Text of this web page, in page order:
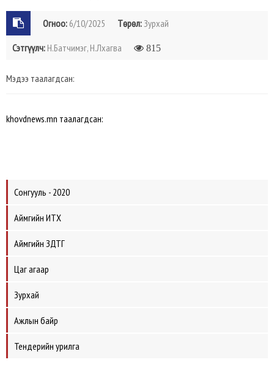
Огноо: 6/10/2025 Төрөл:Зурхай
Сэтгүүлч: Н.Батчимэг, Н.Лхагва 815
Мэдээ таалагдсан:
khovdnews.mn таалагдсан:
Сонгууль - 2020
Аймгийн ИТХ
Аймгийн ЗДТГ
Цаг агаар
Зурхай
Ажлын байр
Тендерийн урилга